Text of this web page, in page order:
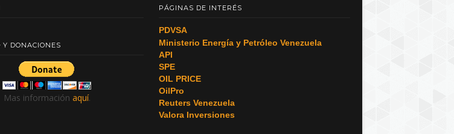
DONACIONES
Mas información aquí.
PÁGINAS DE INTERÉS
PDVSA
Ministerio Energía y Petróleo Venezuela
API
SPE
OIL PRICE
OilPro
Reuters Venezuela
Valora Inversiones